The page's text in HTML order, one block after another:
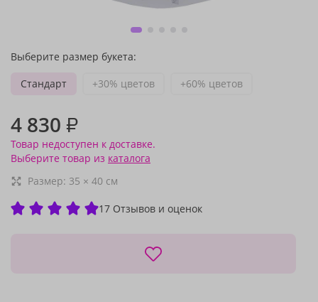
Выберите размер букета:
Стандарт
+30% цветов +60% цветов
4 830 ₽
Товар недоступен к доставке.
Выберите товар из каталога
Размер: 35 × 40 см
17 Отзывов и оценок